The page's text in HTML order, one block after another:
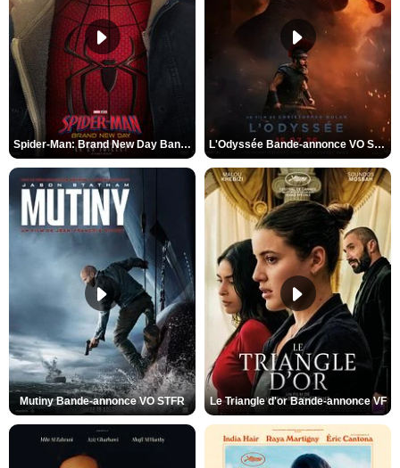
Spider-Man: Brand New Day Bande-annonce VO STFR L'Odyssée Bande-annonce VO STFR
Mutiny Bande-annonce VO STFR Le Triangle d'or Bande-annonce VF